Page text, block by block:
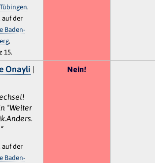
Tübingen.
der
Baden-
,
15.
Onayli |
"Weiter
der
Baden-
Nein!